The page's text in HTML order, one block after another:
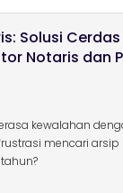
Solusi
Notaris dan
kewalahan
mencari